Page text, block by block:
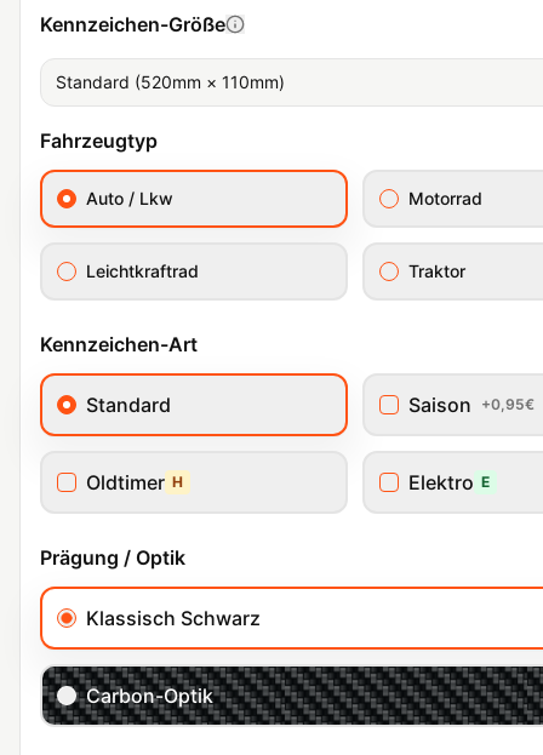
Kennzeichen-Größe
Standard (520mm × 110mm)
Fahrzeugtyp
Auto / Lkw Motorrad
Leichtkraftrad Traktor
Kennzeichen-Art
Standard Saison +0,95€
Oldtimer H Elektro E
Prägung / Optik
Klassisch Schwarz
Carbon-Optik